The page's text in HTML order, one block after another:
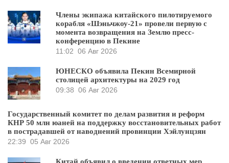
Члены экипажа китайского пилотируемого
корабля «Шэньчжоу-21» провели первую с
момента возвращения на Землю пресс-
конференцию в Пекине
11:02 06 Авг 2026
ЮНЕСКО объявила Пекин Всемирной
столицей архитектуры на 2029 год
09:38 06 Авг 2026
Государственный комитет по делам развития и реформ
КНР 50 млн юаней на поддержку восстановительных работ
в пострадавшей от наводнений провинции Хэйлунцзян
22:39 05 Авг 2026